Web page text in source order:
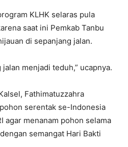
KLHK selaras pula
saat ini Pemkab Tanbu
di sepanjang jalan.
menjadi teduh,” ucapnya.
Fathimatuzzahra
serentak se-Indonesia
agar menanam pohon selama
semangat Hari Bakti